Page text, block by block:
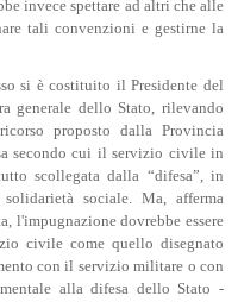
invece spettare ad altri che alle
tali convenzioni e gestirne la
si è costituito il Presidente del
generale dello Stato, rilevando
proposto dalla Provincia
secondo cui il servizio civile in
scollegata dalla “difesa”, in
sociale. Ma, afferma
l'impugnazione dovrebbe essere
civile come quello disegnato
con il servizio militare o con
alla difesa dello Stato -